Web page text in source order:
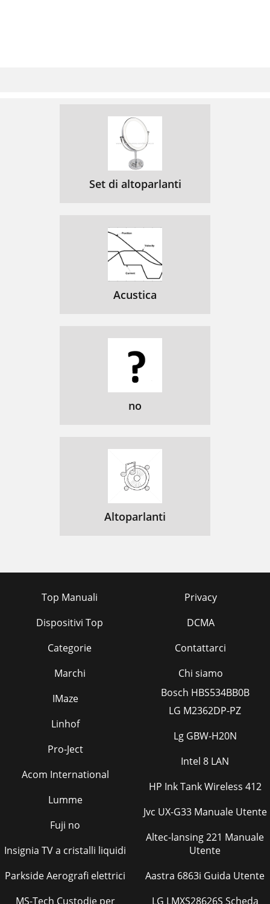
Set di altoparlanti
Acustica
no
Altoparlanti
Top Manuali
Dispositivi Top
Categorie
Marchi
Privacy
DCMA
Contattarci
Chi siamo
IMaze
Linhof
Pro-Ject
Acom International
Lumme
Fuji no
Insignia TV a cristalli liquidi
Parkside Aerografi elettrici
MS-Tech Custodie per
Bosch HBS534BB0B
LG M2362DP-PZ
Lg GBW-H20N
Intel 8 LAN
HP Ink Tank Wireless 412
Jvc UX-G33 Manuale Utente
Altec-lansing 221 Manuale
Utente
Aastra 6863i Guida Utente
LG LMXS28626S Scheda